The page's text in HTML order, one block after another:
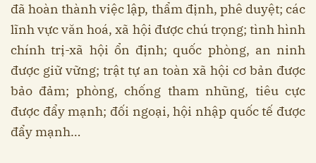
đã hoàn thành việc lập, thẩm định, phê duyệt; các
lĩnh vực văn hoá, xã hội được chú trọng; tình hình
chính trị-xã hội ổn định; quốc phòng, an ninh
được giữ vững; trật tự an toàn xã hội cơ bản được
bảo đảm; phòng, chống tham nhũng, tiêu cực
được đẩy mạnh; đối ngoại, hội nhập quốc tế được
đẩy mạnh…